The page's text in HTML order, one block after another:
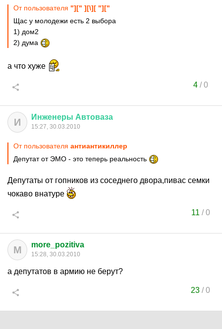
От пользователя "][" ][\][ "]["
Щас у молодежи есть 2 выбора
1) дом2
2) дума
а что хуже
4/0
И Инженеры Автоваза
15:27, 30.03.2010
От пользователя антиантикиллер
Депутат от ЭМО - это теперь реальность
Депутаты от гопников из соседнего двора,пивас семки
чокаво внатуре
11 /0
M more_pozitiva
15:28, 30.03.2010
а депутатов в армию не берут?
23 /0